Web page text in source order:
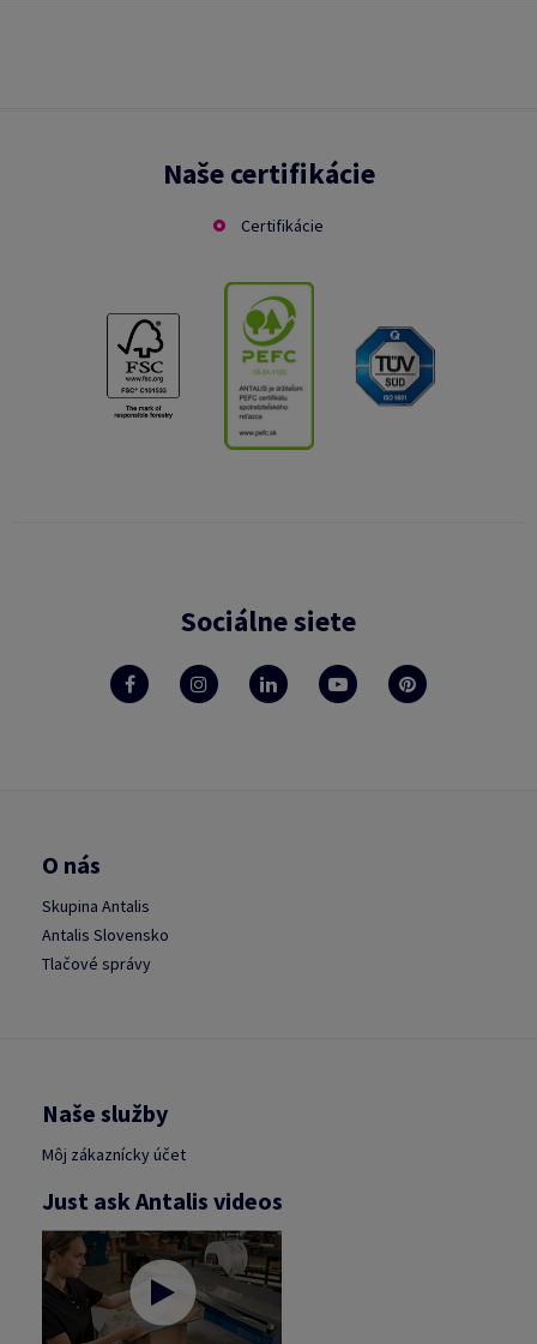
Naše certifikácie
Certifikácie
Sociálne siete
O nás
Skupina Antalis
Antalis Slovensko
Tlačové správy
Naše služby
Môj zákaznícky účet
Just ask Antalis videos